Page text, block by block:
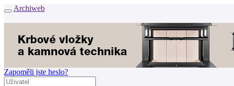
Archiweb
Zapoměli jste heslo?